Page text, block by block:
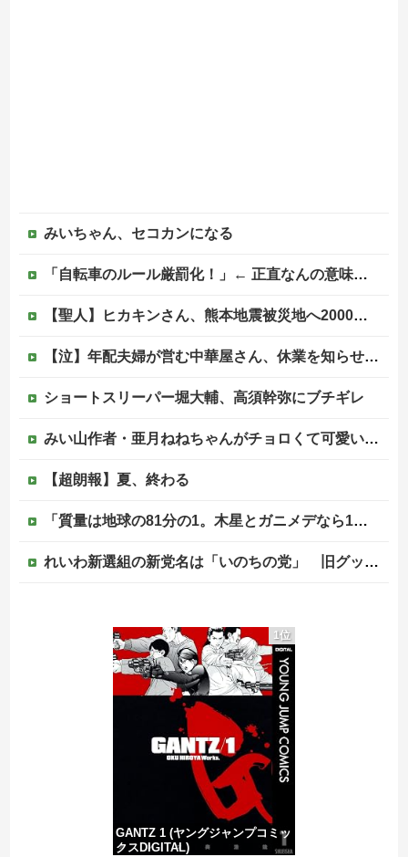
みいちゃん、セコカンになる
「自転車のルール厳罰化！」← 正直なんの意味もなかった件ｗｗｗｗｗｗｗｗ
【聖人】ヒカキンさん、熊本地震被災地へ2000万円の寄付！
【泣】年配夫婦が営む中華屋さん、休業を知らせる貼り紙に応援コメントが続々と
ショートスリーパー堀大輔、高須幹弥にブチギレ
みい山作者・亜月ねねちゃんがチョロくて可愛いwwwwwww （※画像あり）他
【超朗報】夏、終わる
「質量は地球の81分の1。木星とガニメデなら1万2800分の1」月がどれだけ規格外なのか、数字で並べてみると…
れいわ新選組の新党名は「いのちの党」 旧グッズ半額で販売 どうなる秘書給与疑惑
|●|【速報】都知事、東京駅近くの都八重洲駐車場に「巨大地下シェルター」整備を正式表明
日本のフォント企業を買収した海外資本、「なんで自ら売上ゼロにするようなことするの」とドン引きするような方針転換を……
【ヤバい】100件以上の窃盗をしたトルコ国籍の男3人を逮捕 #移民 #外国人
1位
GANTZ 1 (ヤングジャンプコミッ
クスDIGITAL)